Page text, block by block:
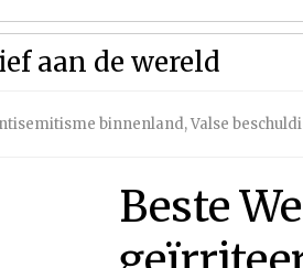
aan de wereld
binnenland,Valse
Beste